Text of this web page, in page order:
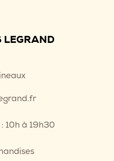
LEGRAND
10h à 19h30